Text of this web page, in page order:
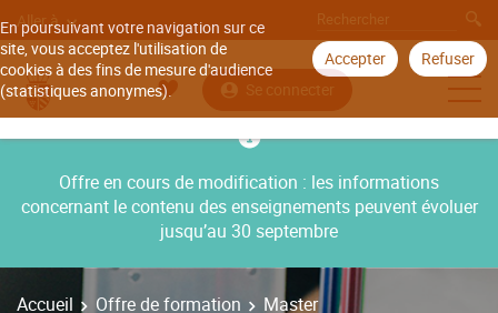
En poursuivant votre navigation sur ce
site, vous acceptez l'utilisation de
cookies à des fins de mesure d'audience
(statistiques anonymes).
Accepter Refuser
Aller à
Se connecter
Offre en cours de modification : les informations
concernant le contenu des enseignements peuvent évoluer
jusqu’au 30 septembre
Accueil Offre de formation
Master